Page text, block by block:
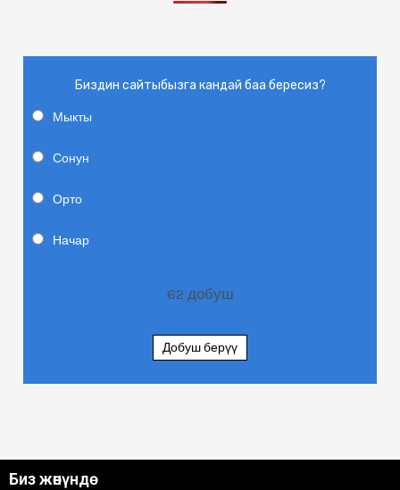
Биздин сайтыбызга кандай баа бересиз?
Мыкты
Сонун
Орто
Начар
62 добуш
Добуш берүү
Биз жөнүндө